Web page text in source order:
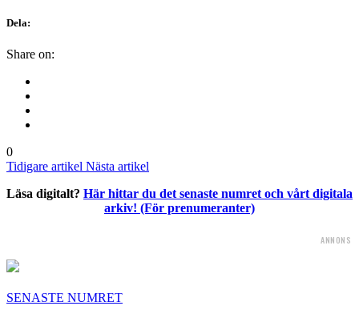
Dela:
Share on:
0
Tidigare artikel Nästa artikel
Läsa digitalt? Här hittar du det senaste numret och vårt digitala
arkiv! (För prenumeranter)
ANNONS
SENASTE NUMRET